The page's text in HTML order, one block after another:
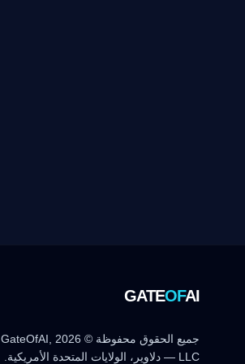
GATEOFAI
جميع الحقوق محفوظة © 2026 GateOfAI,
LLC — دلاوير، الولايات المتحدة الأمريكية.